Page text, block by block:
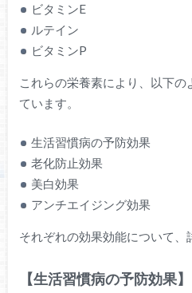
ビタミンE
ルテイン
ビタミンP
これらの栄養素により、以下
ています。
生活習慣病の予防効果
老化防止効果
美白効果
アンチエイジング効果
それぞれの効果効能について、
【生活習慣病の予防効果】